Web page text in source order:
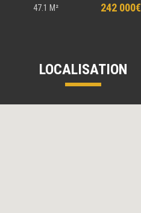
47.1 M² 242 000€
LOCALISATION